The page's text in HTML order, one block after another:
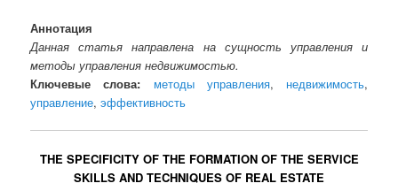
Аннотация
Данная статья направлена на сущность управления и
методы управления недвижимостью.
Ключевые слова:
методы управления, недвижимость,
управление,эффективность
THE SPECIFICITY OF THE FORMATION OF THE SERVICE
SKILLS AND TECHNIQUES OF REAL ESTATE